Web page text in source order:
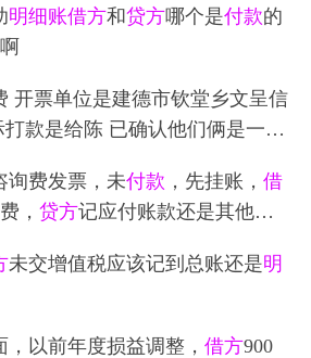
明细账借方和贷方哪个是付款的
开票单位是建德市钦堂乡文呈信
款是给陈 已确认他们俩是一家
服务工作室付款时 借其他应付
在应付账款-建德市钦堂乡文呈
方 余额159,580.00 其他应付款-陈
前 付款 是都是直接冲其他应 付
询费发票，未付款 ，先挂账， 借
， 贷方记应付账款还是其他应
未交增值税应该记到总账还是明
，以前年度损益调整， 借方900